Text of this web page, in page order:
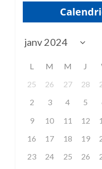
L M M J
25
26 27 28
2
3 4 5
9
10 11 12
16
17 18 19
23
24 25 26